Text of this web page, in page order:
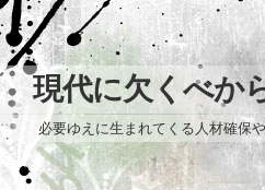
現代に欠くべか
必要ゆえに生まれてくる人材確保